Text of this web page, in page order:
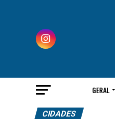
GERAL
CIDADES